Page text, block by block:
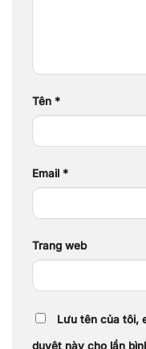
Tên *
Email *
Trang web
Lưu tên của tôi,
duyệt này cho lần